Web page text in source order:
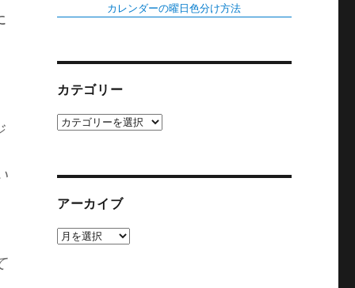
カレンダーの曜日色分け方法
カテゴリー
カ
アーカイブ
ア